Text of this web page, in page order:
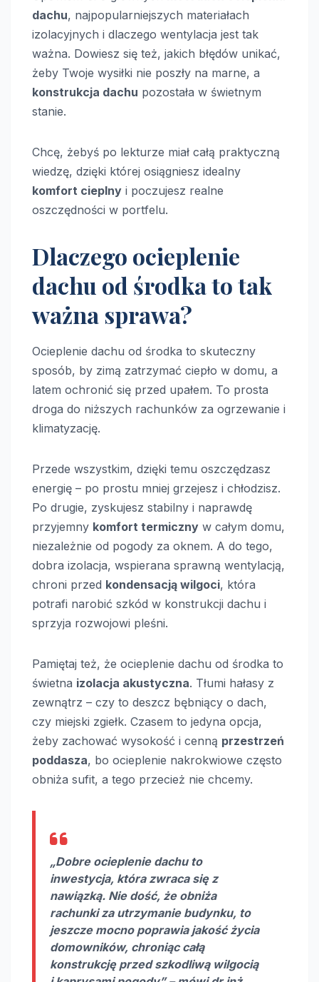
dachu, najpopularniejszych materiałach
izolacyjnych i dlaczego wentylacja jest tak
ważna. Dowiesz się też, jakich błędów unikać,
żeby Twoje wysiłki nie poszły na marne, a
konstrukcja dachu pozostała w świetnym
stanie.
Chcę, żebyś po lekturze miał całą praktyczną
wiedzę, dzięki której osiągniesz idealny
komfort cieplny i poczujesz realne
oszczędności w portfelu.
Dlaczego ocieplenie
dachu od środka to tak
ważna sprawa?
Ocieplenie dachu od środka to skuteczny
sposób, by zimą zatrzymać ciepło w domu, a
latem ochronić się przed upałem. To prosta
droga do niższych rachunków za ogrzewanie i
klimatyzację.
Przede wszystkim, dzięki temu oszczędzasz
energię – po prostu mniej grzejesz i chłodzisz.
Po drugie, zyskujesz stabilny i naprawdę
przyjemny komfort termiczny w całym domu,
niezależnie od pogody za oknem. A do tego,
dobra izolacja, wspierana sprawną wentylacją,
chroni przed kondensacją wilgoci, która
potrafi narobić szkód w konstrukcji dachu i
sprzyja rozwojowi pleśni.
Pamiętaj też, że ocieplenie dachu od środka to
świetna izolacja akustyczna. Tłumi hałasy z
zewnątrz – czy to deszcz bębniący o dach,
czy miejski zgiełk. Czasem to jedyna opcja,
żeby zachować wysokość i cenną przestrzeń
poddasza, bo ocieplenie nakrokwiowe często
obniża sufit, a tego przecież nie chcemy.
„Dobre ocieplenie dachu to
inwestycja, która zwraca się z
nawiązką. Nie dość, że obniża
rachunki za utrzymanie budynku, to
jeszcze mocno poprawia jakość życia
domowników, chroniąc całą
konstrukcję przed szkodliwą wilgocią